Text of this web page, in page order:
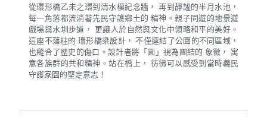
從環形橋乙未之環到清水模紀念牆， 再到靜謐的半月水池，
每一角落都流淌著先民守護鄉土的 精神。親子同遊的地景遊
戲場與水圳步道， 更讓人於自然與文化中領略和平的美好。
這座不落柱的 環形橋梁設計， 不僅連結了公園的不同區域，
也縫合了歷史的傷口。設計者將「圓」視為團結的 象徵， 寓
意各族群的共和精神。站在橋上， 彷彿可以感受到當時義民
守護家園的堅定意志！